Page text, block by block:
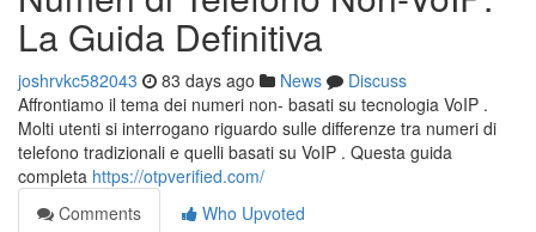
La Guida Definitiva
joshrvkc582043 83 days ago News
Discuss
Affrontiamo il tema dei numeri non- basati su tecnologia VoIP .
Molti utenti si interrogano riguardo sulle differenze tra numeri di
telefono tradizionali e quelli basati su VoIP . Questa guida
completa https://otpverified.com/
Comments
Who Upvoted